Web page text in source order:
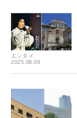
エンタメ
2025.08.06